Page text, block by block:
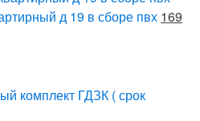
д 19 в сборе пвх 169